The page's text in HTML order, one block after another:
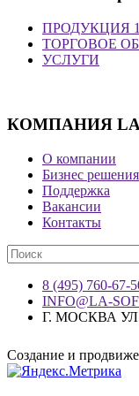
ПРОДУКЦИЯ
ТОРГОВОЕ
УСЛУГИ
КОМПАНИЯ
О компании
Бизнес решения
Поддержка
Вакансии
Контакты
8 (495) 760-67-
INFO@LA-
Г. МОСКВА
Создание и